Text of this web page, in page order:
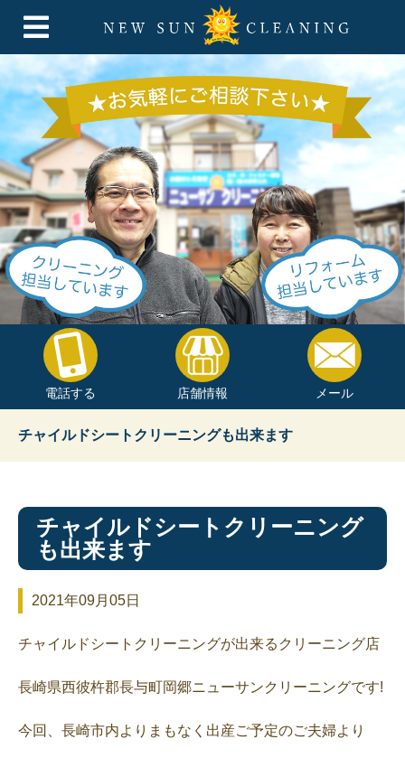
電話する 店舗情報 メール
チャイルドシートクリーニングも出来ます
チャイルドシートクリーニング
も出来ます
2021年09月05日
チャイルドシートクリーニングが出来るクリーニング店
長崎県西彼杵郡長与町岡郷ニューサンクリーニングです!
今回、長崎市内よりまもなく出産ご予定のご夫婦より